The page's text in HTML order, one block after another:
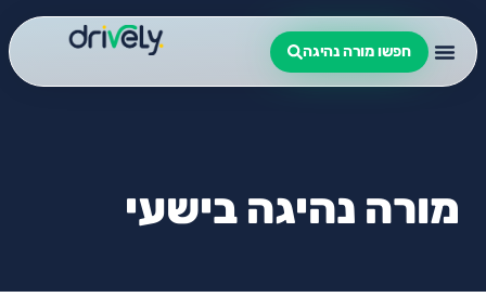
חפשו מורה נהיגה
מורה נהיגה בישעי